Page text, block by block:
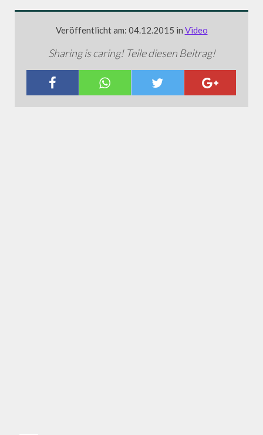
Veröffentlicht am: 04.12.2015 in Video
Sharing is caring! Teile diesen Beitrag!